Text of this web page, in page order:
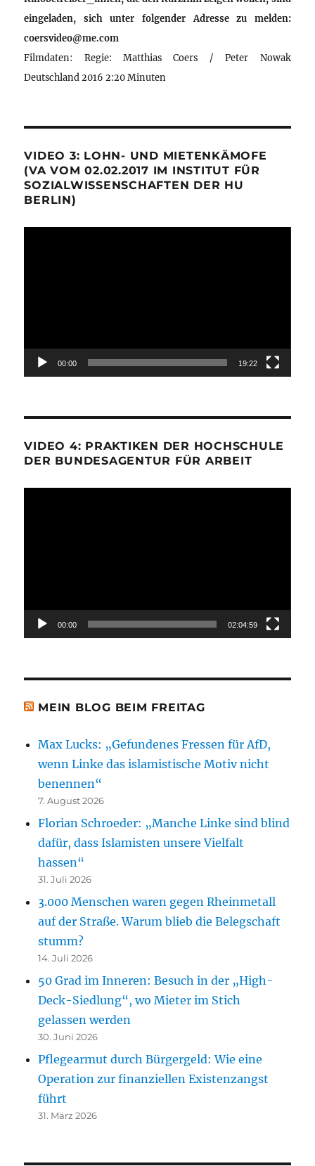
eingeladen, sich unter folgender Adresse zu melden:
coersvideo@me.com
Filmdaten: Regie: Matthias Coers / Peter Nowak
Deutschland 2016 2:20 Minuten
VIDEO 3: LOHN- UND MIETENKÄMOFE
(VA VOM 02.02.2017 IM INSTITUT FÜR
SOZIALWISSENSCHAFTEN DER HU
BERLIN)
00:00 19:22
VIDEO 4: PRAKTIKEN DER HOCHSCHULE
DER BUNDESAGENTUR FÜR ARBEIT
00:00 02:04:59
MEIN BLOG BEIM FREITAG
Max Lucks: „Gefundenes Fressen für AfD,
wenn Linke das islamistische Motiv nicht
benennen“
7. August 2026
Florian Schroeder: „Manche Linke sind blind
dafür, dass Islamisten unsere Vielfalt
hassen“
31. Juli 2026
3.000 Menschen waren gegen Rheinmetall
auf der Straße. Warum blieb die Belegschaft
stumm?
14. Juli 2026
50 Grad im Inneren: Besuch in der „High-
Deck-Siedlung“, wo Mieter im Stich
gelassen werden
30. Juni 2026
Pflegearmut durch Bürgergeld: Wie eine
Operation zur finanziellen Existenzangst
führt
31. März 2026